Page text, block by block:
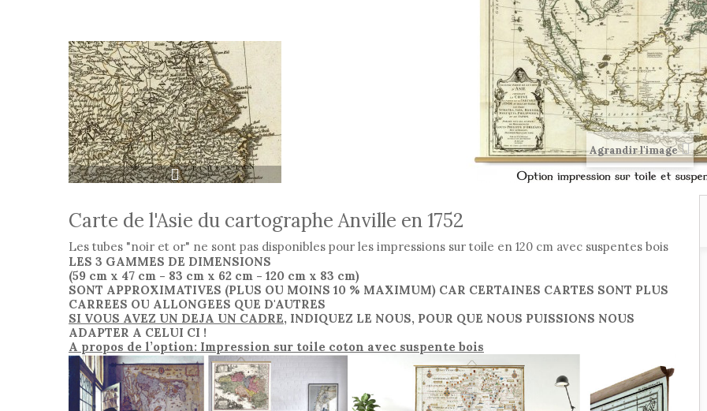
Agrandir l'image
Carte de l'Asie du cartographe Anville en 1752
Les tubes "noir et or" ne sont pas disponibles pour les impressions sur toile en 120 cm avec suspentes bois
LES 3 GAMMES DE DIMENSIONS
(59 cm x 47 cm - 83 cm x 62 cm - 120 cm x 83 cm)
SONT APPROXIMATIVES (PLUS OU MOINS 10 % MAXIMUM) CAR CERTAINES CARTES SONT PLUS
CARREES OU ALLONGEES QUE D'AUTRES
SI VOUS AVEZ UN DEJA UN CADRE, INDIQUEZ LE NOUS, POUR QUE NOUS PUISSIONS NOUS
ADAPTER A CELUI CI !
A propos de l’option: Impression sur toile coton avec suspente bois